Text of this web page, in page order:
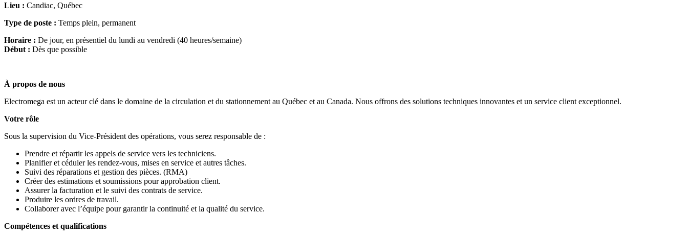
Lieu : Candiac, Québec
Type de poste : Temps plein, permanent
Horaire : De jour, en présentiel du lundi au vendredi (40 heures/semaine)
Début : Dès que possible
À propos de nous
Electromega est un acteur clé dans le domaine de la circulation et du stationnement au Québec et au Canada. Nous offrons des solutions techniques innovantes et un service client exceptionnel.
Votre rôle
Sous la supervision du Vice-Président des opérations, vous serez responsable de :
Prendre et répartir les appels de service vers les techniciens.
Planifier et céduler les rendez-vous, mises en service et autres tâches.
Suivi des réparations et gestion des pièces. (RMA)
Créer des estimations et soumissions pour approbation client.
Assurer la facturation et le suivi des contrats de service.
Produire les ordres de travail.
Collaborer avec l’équipe pour garantir la continuité et la qualité du service.
Compétences et qualifications